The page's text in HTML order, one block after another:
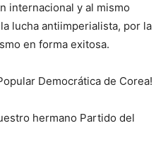
internacional y al mismo
lucha antiimperialista, por la
en forma exitosa.
Democrática de Corea!
hermano Partido del